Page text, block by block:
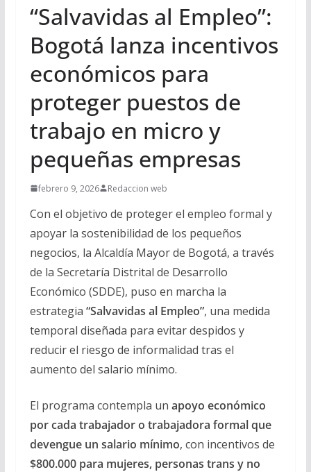
“Salvavidas al Empleo”:
Bogotá lanza incentivos
económicos para
proteger puestos de
trabajo en micro y
pequeñas empresas
febrero 9, 2026 Redaccion web
Con el objetivo de proteger el empleo formal y
apoyar la sostenibilidad de los pequeños
negocios, la Alcaldía Mayor de Bogotá, a través
de la Secretaría Distrital de Desarrollo
Económico (SDDE), puso en marcha la
estrategia “Salvavidas al Empleo”, una medida
temporal diseñada para evitar despidos y
reducir el riesgo de informalidad tras el
aumento del salario mínimo.
El programa contempla un apoyo económico
por cada trabajador o trabajadora formal que
devengue un salario mínimo, con incentivos de
$800.000 para mujeres, personas trans y no